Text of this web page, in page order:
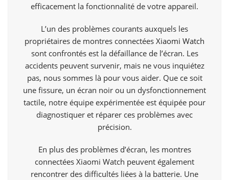
efficacement la fonctionnalité de votre appareil.
L’un des problèmes courants auxquels les
propriétaires de montres connectées Xiaomi Watch
sont confrontés est la défaillance de l’écran. Les
accidents peuvent survenir, mais ne vous inquiétez
pas, nous sommes là pour vous aider. Que ce soit
une fissure, un écran noir ou un dysfonctionnement
tactile, notre équipe expérimentée est équipée pour
diagnostiquer et réparer ces problèmes avec
précision.
En plus des problèmes d’écran, les montres
connectées Xiaomi Watch peuvent également
rencontrer des difficultés liées à la batterie. Une